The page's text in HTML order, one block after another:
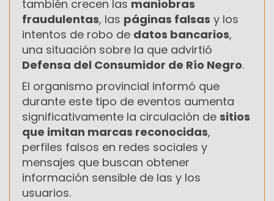
también crecen las maniobras
fraudulentas, las páginas falsas y los
intentos de robo de datos bancarios,
una situación sobre la que advirtió
Defensa del Consumidor de Río Negro.
El organismo provincial informó que
durante este tipo de eventos aumenta
significativamente la circulación de sitios
que imitan marcas reconocidas,
perfiles falsos en redes sociales y
mensajes que buscan obtener
información sensible de las y los
usuarios.